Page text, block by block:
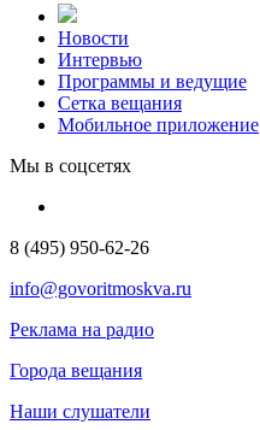
Новости
Интервью
Программы и ведущие
Сетка вещания
Мобильное приложение
Мы в соцсетях
8 (495) 950-62-26
info@govoritmoskva.ru
Реклама на радио
Города вещания
Наши слушатели